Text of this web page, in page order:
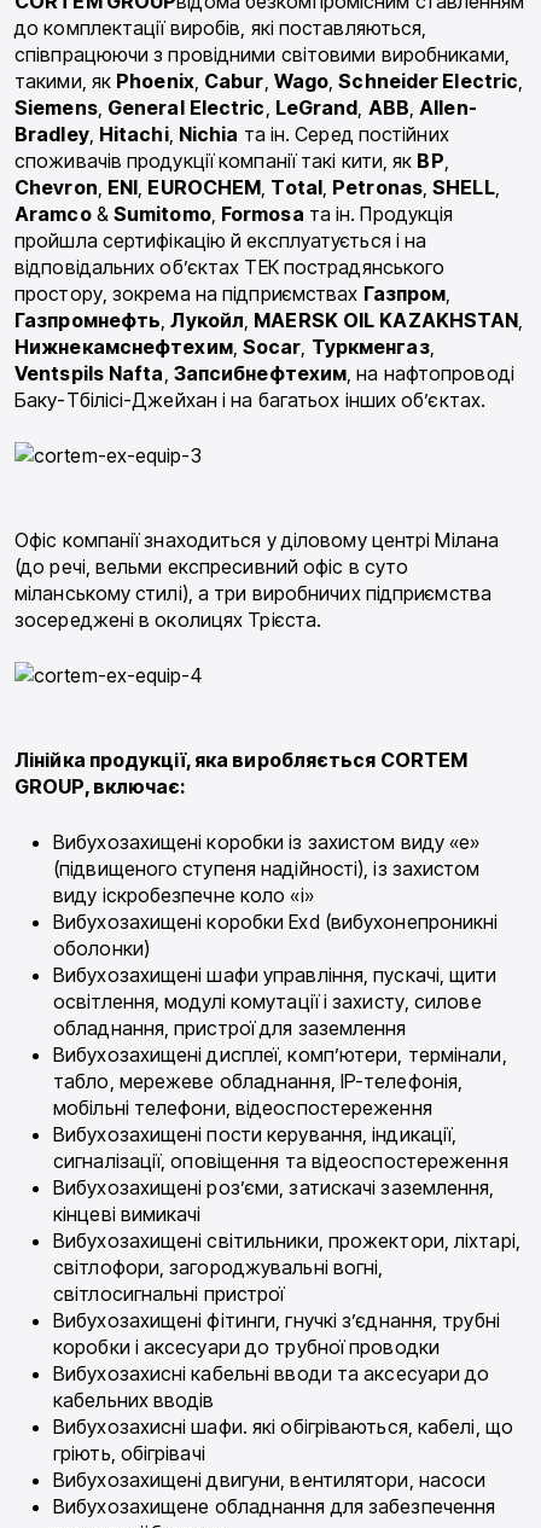
до комплектації виробів, які поставляються,
співпрацюючи з провідними світовими виробниками,
такими, як Phoenix, Cabur, Wago,Schneider Electric,
Siemens, General Electric, LeGrand, ABB,Allen-
Bradley, Hitachi, Nichia та ін. Серед постійних
споживачів продукції компанії такі кити, як BP,
Chevron, ENI, EUROCHEM, Total, Petronas,SHELL,
Aramco& Sumitomo, Formosa та ін. Продукція
пройшла сертифікацію й експлуатується і на
відповідальних об’єктах ТЕК пострадянського
простору, зокрема на підприємствах Газпром,
Газпромнефть,Лукойл, MAERSK OIL KAZAKHSTAN,
Нижнекамснефтехим, Socar, Туркменгаз,
Ventspils Nafta, Запсибнефтехим, на нафтопроводі
Баку-Тбілісі-Джейхан і на багатьох інших об’єктах.
Офіс компанії знаходиться у діловому центрі Мілана
(до речі, вельми експресивний офіс в суто
міланському стилі), а три виробничих підприємства
зосереджені в околицях Трієста.
Лінійка продукції, яка виробляється CORTEM
GROUP, включає:
Вибухозахищені коробки із захистом виду «е»
(підвищеного ступеня надійності), із захистом
виду іскробезпечне коло «i»
Вибухозахищені коробки Exd (вибухонепроникні
оболонки)
Вибухозахищені шафи управління, пускачі, щити
освітлення, модулі комутації і захисту, силове
обладнання, пристрої для заземлення
Вибухозахищені дисплеї, комп’ютери, термінали,
табло, мережеве обладнання, IP-телефонія,
мобільні телефони, відеоспостереження
Вибухозахищені пости керування, індикації,
сигналізації, оповіщення та відеоспостереження
Вибухозахищені роз’єми, затискачі заземлення,
кінцеві вимикачі
Вибухозахищені світильники, прожектори, ліхтарі,
світлофори, загороджувальні вогні,
світлосигнальні пристрої
Вибухозахищені фітинги, гнучкі з’єднання, трубні
коробки і аксесуари до трубної проводки
Вибухозахисні кабельні вводи та аксесуари до
кабельних вводів
Вибухозахисні шафи. які обігріваються, кабелі, що
гріють, обігрівачі
Вибухозахищені двигуни, вентилятори, насоси
Вибухозахищене обладнання для забезпечення